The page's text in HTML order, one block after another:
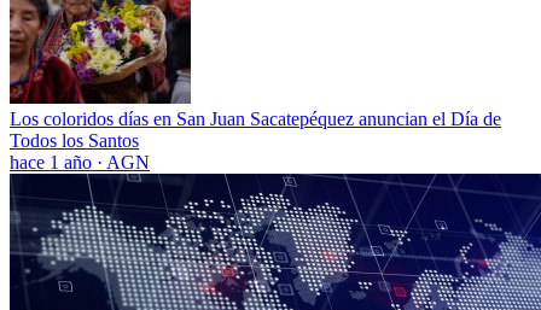
Los coloridos días en San Juan Sacatepéquez anuncian el Día de
Todos los Santos
hace 1 año · AGN